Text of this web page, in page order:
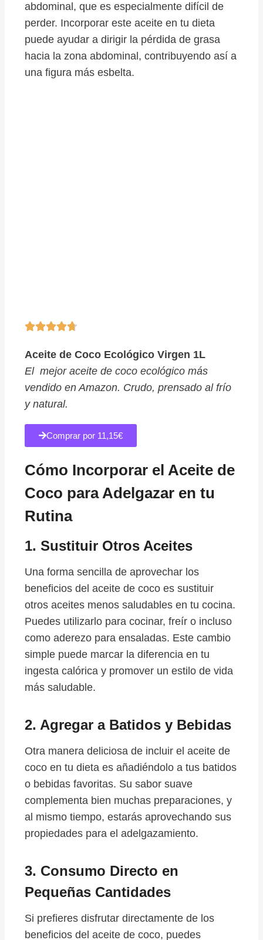
abdominal, que es especialmente difícil de
perder. Incorporar este aceite en tu dieta
puede ayudar a dirigir la pérdida de grasa
hacia la zona abdominal, contribuyendo así a
una figura más esbelta.

Aceite de Coco Ecológico Virgen 1L
El mejor aceite de coco ecológico más
vendido en Amazon. Crudo, prensado al frío
y natural.
Comprar por 11,15€
Cómo Incorporar el Aceite de
Coco para Adelgazar en tu
Rutina
1. Sustituir Otros Aceites
Una forma sencilla de aprovechar los
beneficios del aceite de coco es sustituir
otros aceites menos saludables en tu cocina.
Puedes utilizarlo para cocinar, freír o incluso
como aderezo para ensaladas. Este cambio
simple puede marcar la diferencia en tu
ingesta calórica y promover un estilo de vida
más saludable.
2. Agregar a Batidos y Bebidas
Otra manera deliciosa de incluir el aceite de
coco en tu dieta es añadiéndolo a tus batidos
o bebidas favoritas. Su sabor suave
complementa bien muchas preparaciones, y
al mismo tiempo, estarás aprovechando sus
propiedades para el adelgazamiento.
3. Consumo Directo en
Pequeñas Cantidades
Si prefieres disfrutar directamente de los
beneficios del aceite de coco, puedes